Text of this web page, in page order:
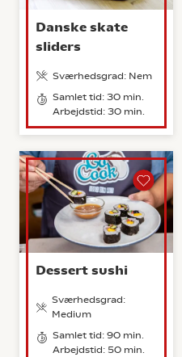
Danske skate
sliders
Sværhedsgrad: Nem
Samlet tid: 30 min.
Arbejdstid: 30 min.
Dessert sushi
Sværhedsgrad:
Medium
Samlet tid: 90 min.
Arbejdstid: 50 min.